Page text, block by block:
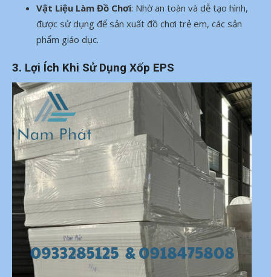
Vật Liệu Làm Đồ Chơi: Nhờ an toàn và dễ tạo hình,
được sử dụng để sản xuất đồ chơi trẻ em, các sản
phẩm giáo dục.
3. Lợi Ích Khi Sử Dụng Xốp EPS